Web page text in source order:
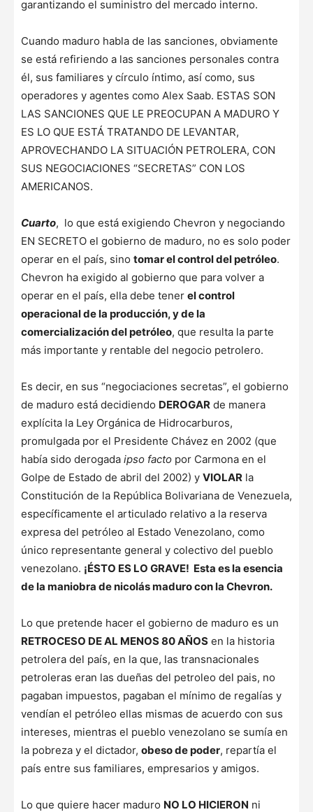
garantizando el suministro del mercado interno.
Cuando maduro habla de las sanciones, obviamente
se está refiriendo a las sanciones personales contra
él, sus familiares y círculo íntimo, así como, sus
operadores y agentes como Alex Saab. ESTAS SON
LAS SANCIONES QUE LE PREOCUPAN A MADURO Y
ES LO QUE ESTÁ TRATANDO DE LEVANTAR,
APROVECHANDO LA SITUACIÓN PETROLERA, CON
SUS NEGOCIACIONES “SECRETAS” CON LOS
AMERICANOS.
Cuarto, lo que está exigiendo Chevron y negociando
EN SECRETO el gobierno de maduro, no es solo poder
operar en el país, sino tomar el control del petróleo.
Chevron ha exigido al gobierno que para volver a
operar en el país, ella debe tener el control
operacional de la producción, y de la
comercialización del petróleo, que resulta la parte
más importante y rentable del negocio petrolero.
Es decir, en sus “negociaciones secretas”, el gobierno
de maduro está decidiendo DEROGAR de manera
explícita la Ley Orgánica de Hidrocarburos,
promulgada por el Presidente Chávez en 2002 (que
había sido derogada ipso facto por Carmona en el
Golpe de Estado de abril del 2002) y VIOLAR la
Constitución de la República Bolivariana de Venezuela,
específicamente el articulado relativo a la reserva
expresa del petróleo al Estado Venezolano, como
único representante general y colectivo del pueblo
venezolano. ¡ÉSTO ES LO GRAVE! Esta es la esencia
de la maniobra de nicolás maduro con la Chevron.
Lo que pretende hacer el gobierno de maduro es un
RETROCESO DE AL MENOS 80 AÑOS en la historia
petrolera del país, en la que, las transnacionales
petroleras eran las dueñas del petroleo del pais, no
pagaban impuestos, pagaban el mínimo de regalías y
vendían el petróleo ellas mismas de acuerdo con sus
intereses, mientras el pueblo venezolano se sumía en
la pobreza y el dictador, obeso de poder, repartía el
país entre sus familiares, empresarios y amigos.
Lo que quiere hacer maduro NO LO HICIERON ni